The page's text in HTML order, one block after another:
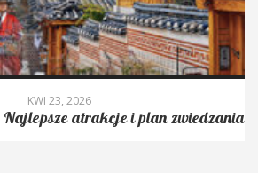
KWI 23, 2026
Najlepsze atrakcje i plan zwiedzania